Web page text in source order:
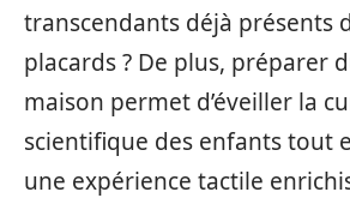
transcendants déjà présents
placards ? De plus, préparer
maison permet d’éveiller la
scientifique des enfants tout
une expérience tactile